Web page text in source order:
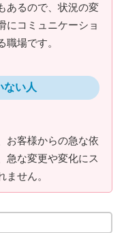
あるので、状況の変
にコミュニケーショ
場です。
ない人
お客様からの急な依
急な変更や変化にス
ません。